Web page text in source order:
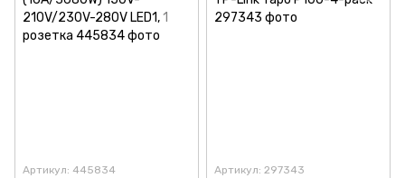
Артикул: 445834 Артикул: 297343